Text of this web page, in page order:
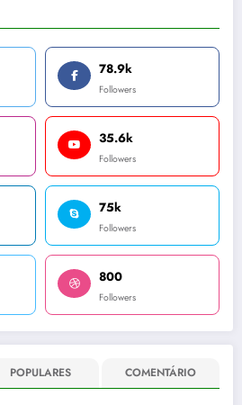
78.9k
Followers
35.6k
Followers
75k
Followers
800
Followers
POPULARES COMENTÁRIO